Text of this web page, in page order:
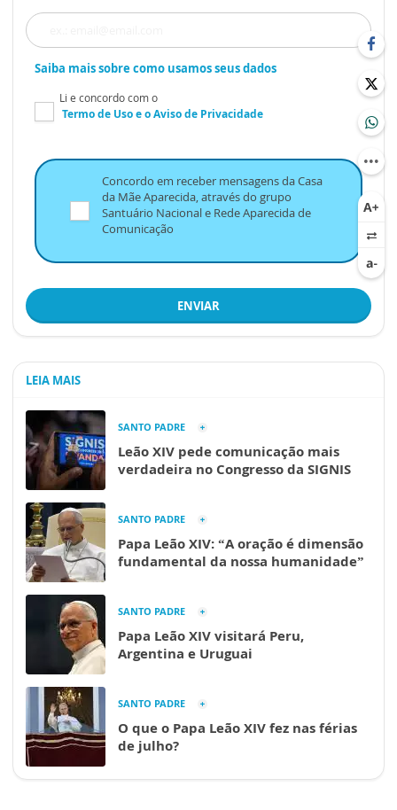
Saiba mais sobre como usamos seus dados
Li e concordo com o
Termo de Usoe oAviso de Privacidade
Concordo em receber mensagens da Casa
da Mãe Aparecida, através do grupo
Santuário Nacional e Rede Aparecida de
Comunicação
ENVIAR
LEIA MAIS
SANTO PADRE
Leão XIV pede comunicação mais
verdadeira no Congresso da SIGNIS
SANTO PADRE
Papa Leão XIV: “A oração é dimensão
fundamental da nossa humanidade”
SANTO PADRE
Papa Leão XIV visitará Peru,
Argentina e Uruguai
SANTO PADRE
O que o Papa Leão XIV fez nas férias
de julho?